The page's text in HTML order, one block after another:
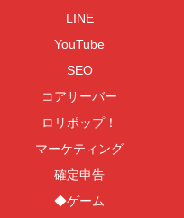
LINE
YouTube
SEO
コアサーバー
ロリポップ！
マーケティング
確定申告
◆ゲーム